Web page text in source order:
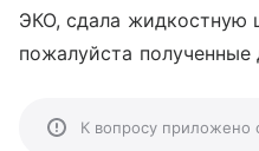
ЭКО, сдала жидкостную
пожалуйста полученные
К вопросу приложено